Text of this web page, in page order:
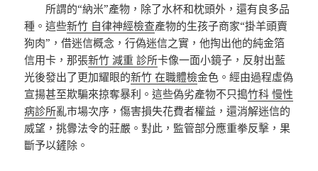
所謂的“納米”產物，除了水杯和枕頭外，還有良多品
種。這些新竹 自律神經檢查產物的生孩子商家“掛羊頭賣
狗肉”，借迷信概念，行偽迷信之實，他掏出他的純金箔
信用卡，那張新竹 減重 診所卡像一面小鏡子，反射出藍
光後發出了更加耀眼的新竹 在職體檢金色。經由過程虛偽
宣揚甚至欺騙來掠奪暴利。這些偽劣產物不只搗竹科 慢性
病診所亂市場次序，傷害損失花費者權益，還消解迷信的
威望，挑釁法令的莊嚴。對此，監管部分應重拳反擊，果
斷予以鏟除。